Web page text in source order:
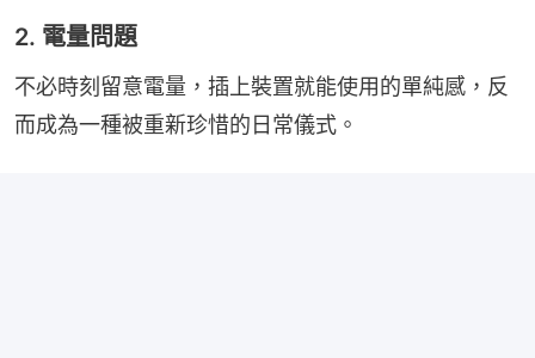
2. 電量問題
不必時刻留意電量，插上裝置就能使用的單純感，反
而成為一種被重新珍惜的日常儀式。